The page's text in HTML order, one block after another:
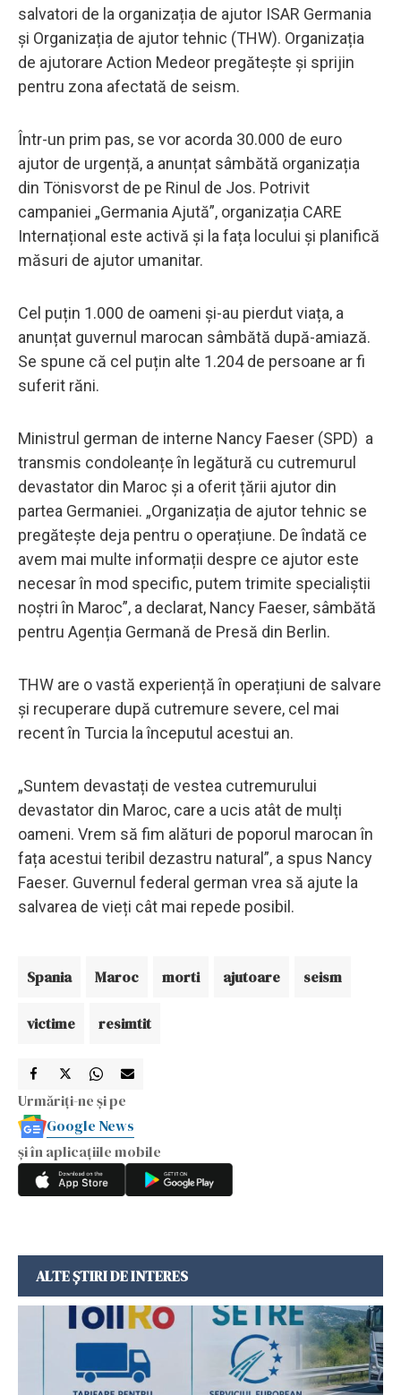
salvatori de la organizația de ajutor ISAR Germania
și Organizația de ajutor tehnic (THW). Organizația
de ajutorare Action Medeor pregătește și sprijin
pentru zona afectată de seism.
Într-un prim pas, se vor acorda 30.000 de euro
ajutor de urgență, a anunțat sâmbătă organizația
din Tönisvorst de pe Rinul de Jos. Potrivit
campaniei „Germania Ajută”, organizația CARE
Internațional este activă și la fața locului și planifică
măsuri de ajutor umanitar.
Cel puțin 1.000 de oameni și-au pierdut viața, a
anunțat guvernul marocan sâmbătă după-amiază.
Se spune că cel puțin alte 1.204 de persoane ar fi
suferit răni.
Ministrul german de interne Nancy Faeser (SPD) a
transmis condoleanțe în legătură cu cutremurul
devastator din Maroc și a oferit țării ajutor din
partea Germaniei. „Organizația de ajutor tehnic se
pregătește deja pentru o operațiune. De îndată ce
avem mai multe informații despre ce ajutor este
necesar în mod specific, putem trimite specialiștii
noștri în Maroc”, a declarat, Nancy Faeser, sâmbătă
pentru Agenția Germană de Presă din Berlin.
THW are o vastă experiență în operațiuni de salvare
și recuperare după cutremure severe, cel mai
recent în Turcia la începutul acestui an.
„Suntem devastați de vestea cutremurului
devastator din Maroc, care a ucis atât de mulți
oameni. Vrem să fim alături de poporul marocan în
fața acestui teribil dezastru natural”, a spus Nancy
Faeser. Guvernul federal german vrea să ajute la
salvarea de vieți cât mai repede posibil.
Spania Maroc morti ajutoare seism
victime resimtit
Urmăriți-ne și pe
Google News
și în aplicațiile mobile
ALTE ȘTIRI DE INTERES